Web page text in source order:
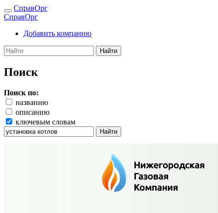
СправОрг
СправОрг
Добавить компанию
Найти
Поиск
Поиск по:
названию
описанию
ключевым словам
Найти